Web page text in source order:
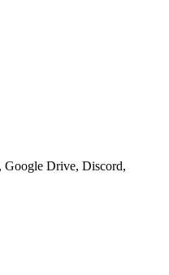
Drive, Discord,